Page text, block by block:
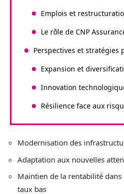
Emplois et
Le rôle de CNP
Perspectives et stratégies
Expansion et
Innovation
Résilience face aux
Modernisation des
Adaptation aux nouvelles
Maintien de la rentabilité
taux bas